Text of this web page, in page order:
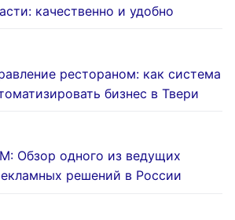
качественно и удобно
рестораном: как система
бизнес в Твери
Обзор одного из ведущих
решений в России